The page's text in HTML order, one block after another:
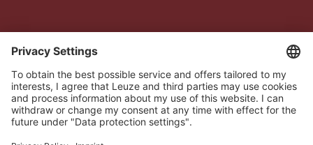
The Sensor People
Acceso rápido
Boletín de noticias